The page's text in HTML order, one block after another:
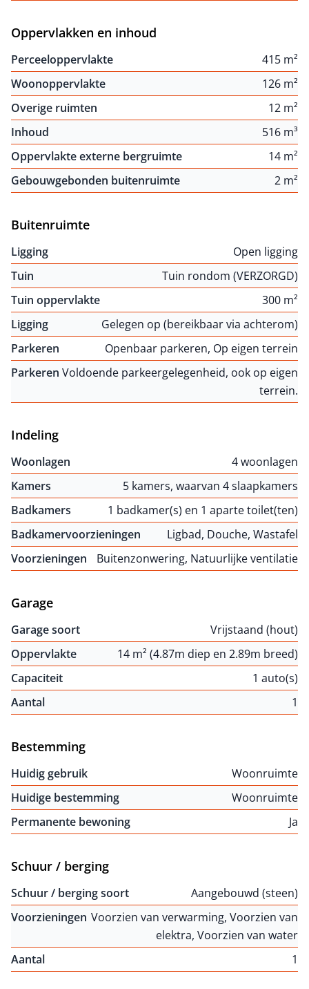
Oppervlakken en inhoud
Perceeloppervlakte
415 m²
Woonoppervlakte
126 m²
Overige ruimten
12 m²
Inhoud
516 m³
Oppervlakte externe bergruimte
14 m²
Gebouwgebonden buitenruimte
2 m²
Buitenruimte
Ligging
Open ligging
Tuin
Tuin rondom (VERZORGD)
Tuin oppervlakte
300 m²
Ligging
Gelegen op (bereikbaar via achterom)
Parkeren
Openbaar parkeren, Op eigen terrein
Parkeren Voldoende parkeergelegenheid, ook op eigen
terrein.
Indeling
Woonlagen
4 woonlagen
Kamers
5 kamers, waarvan 4 slaapkamers
Badkamers
1 badkamer(s) en 1 aparte toilet(ten)
Badkamervoorzieningen
Ligbad, Douche, Wastafel
Voorzieningen
Buitenzonwering, Natuurlijke ventilatie
Garage
Garage soort
Vrijstaand (hout)
Oppervlakte
14 m² (4.87m diep en 2.89m breed)
Capaciteit
1 auto(s)
Aantal
1
Bestemming
Huidig gebruik
Woonruimte
Huidige bestemming
Woonruimte
Permanente bewoning
Ja
Schuur / berging
Schuur / berging soort
Aangebouwd (steen)
Voorzieningen Voorzien van verwarming, Voorzien van
elektra, Voorzien van water
Aantal
1